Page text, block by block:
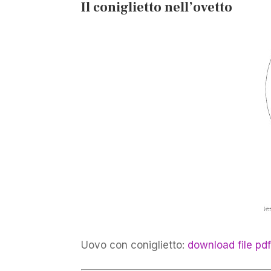
Il coniglietto nell’ovetto
Uovo con coniglietto: download file pdf